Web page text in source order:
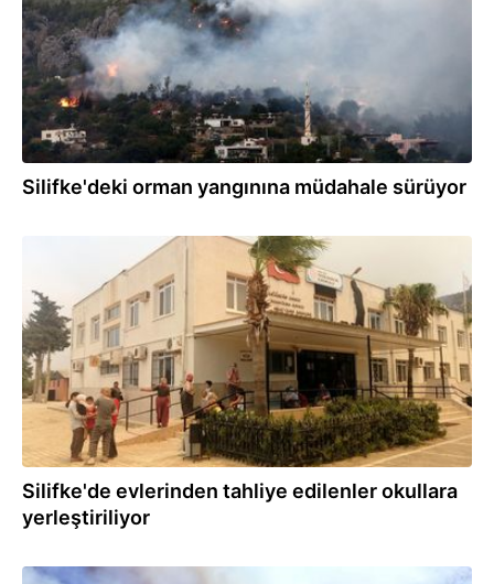
Silifke'deki orman yangınına müdahale sürüyor
Silifke'de evlerinden tahliye edilenler okullara
yerleştiriliyor